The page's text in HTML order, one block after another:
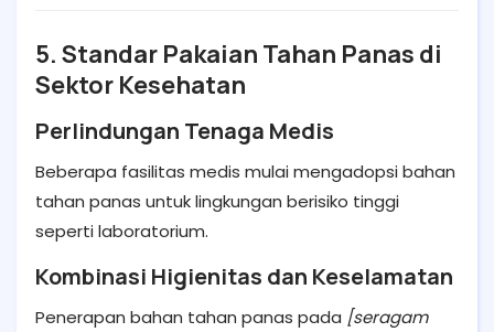
5. Standar Pakaian Tahan Panas di
Sektor Kesehatan
Perlindungan Tenaga Medis
Beberapa fasilitas medis mulai mengadopsi bahan
tahan panas untuk lingkungan berisiko tinggi
seperti laboratorium.
Kombinasi Higienitas dan Keselamatan
Penerapan bahan tahan panas pada [seragam